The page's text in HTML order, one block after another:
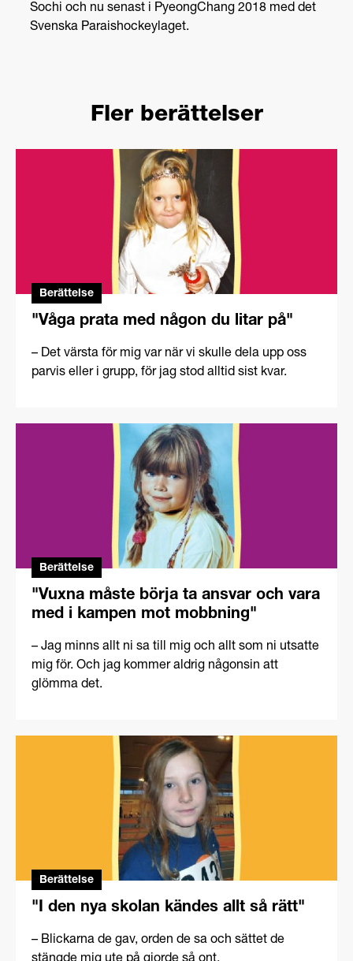
Sochi och nu senast i PyeongChang 2018 med det
Svenska Paraishockeylaget.
Fler berättelser
Berättelse
"Våga prata med någon du litar på"
– Det värsta för mig var när vi skulle dela upp oss
parvis eller i grupp, för jag stod alltid sist kvar.
Berättelse
"Vuxna måste börja ta ansvar och vara
med i kampen mot mobbning"
– Jag minns allt ni sa till mig och allt som ni utsatte
mig för. Och jag kommer aldrig någonsin att
glömma det.
Berättelse
"I den nya skolan kändes allt så rätt"
– Blickarna de gav, orden de sa och sättet de